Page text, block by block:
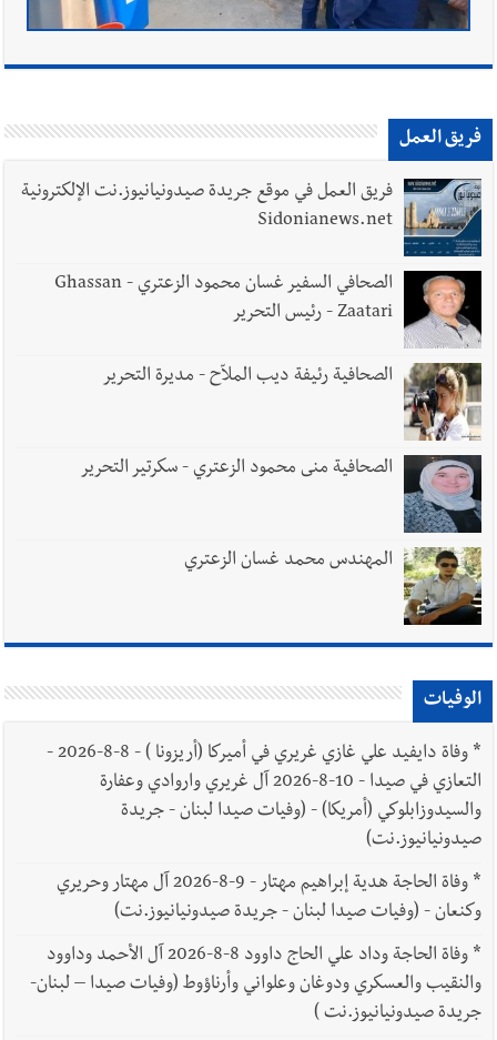
فريق العمل
فريق العمل في موقع جريدة صيدونيانيوز.نت الإلكترونية
Sidonianews.net
الصحافي السفير غسان محمود الزعتري - Ghassan
Zaatari - رئيس التحرير
الصحافية رئيفة ديب الملاّح - مديرة التحرير
الصحافية منى محمود الزعتري - سكرتير التحرير
المهندس محمد غسان الزعتري
الوفيات
*
وفاة دايفيد علي غازي غريري في أميركا (أريزونا ) - 8-8-2026 -
التعازي في صيدا - 10-8-2026 آل غريري واروادي وعفارة
والسيدوزابلوكي (أمريكا) - (وفيات صيدا لبنان - جريدة
صيدونيانيوز.نت)
*
وفاة الحاجة هدية إبراهيم مهتار - 9-8-2026 آل مهتار وحريري
وكنعان - (وفيات صيدا لبنان - جريدة صيدونيانيوز.نت)
*
وفاة الحاجة وداد علي الحاج داوود 8-8-2026 آل الأحمد وداوود
والنقيب والعسكري ودوغان وعلواني وأرناؤوط (وفيات صيدا – لبنان-
جريدة صيدونيانيوز.نت )